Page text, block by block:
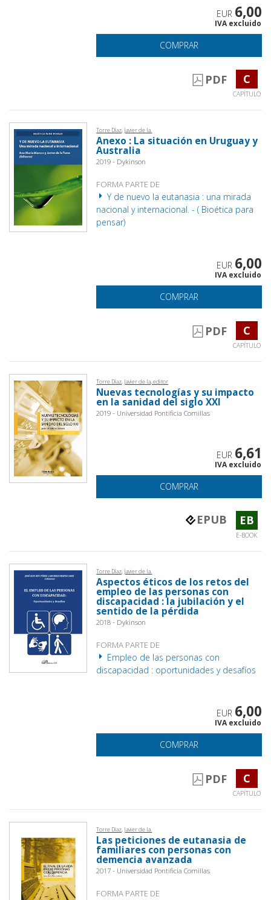
EUR 6,00
IVA excluido
COMPRAR
PDF C
CAPÍTULO
Torre Díaz, Javier de la.
Anexo : La situación en Uruguay y
Australia
2019 - Dykinson
FORMA PARTE DE
Y de nuevo la eutanasia : una mirada
nacional y internacional. - ( Bioética para
pensar)
EUR 6,00
IVA excluido
COMPRAR
PDF C
CAPÍTULO
Torre Díaz, Javier de la, editor
Nuevas tecnologías y su impacto
en la sanidad del siglo XXI
2019 - Universidad Pontificia Comillas
EUR 6,61
IVA excluido
COMPRAR
EPUB EB
E-BOOK
Torre Díaz, Javier de la.
Aspectos éticos de los retos del
empleo de las personas con
discapacidad : la jubilación y el
sentido de la pérdida
2018 - Dykinson
FORMA PARTE DE
Empleo de las personas con
discapacidad : oportunidades y desafíos
EUR 6,00
IVA excluido
COMPRAR
PDF C
CAPÍTULO
Torre Díaz, Javier de la.
Las peticiones de eutanasia de
familiares con personas con
demencia avanzada
2017 - Universidad Pontificia Comillas
FORMA PARTE DE